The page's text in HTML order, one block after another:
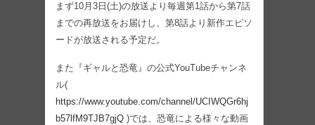
まず10月3日(土)の放送より毎週第1話から第7話
までの再放送をお届けし、第8話より新作エピソ
ードが放送される予定だ。
また『ギャルと恐竜』の公式YouTubeチャンネ
ル(
https://www.youtube.com/channel/UCIWQGr6hj
b57lfM9TJB7gjQ )では、恐竜による様々な動画